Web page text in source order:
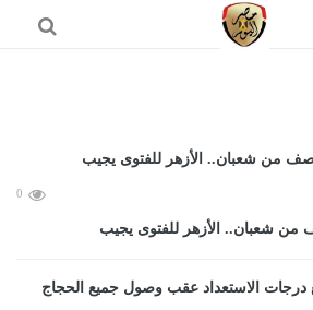
0
من شعبان.. الأزهر للفتوى يجيب